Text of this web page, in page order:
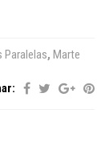
Paralelas, Marte